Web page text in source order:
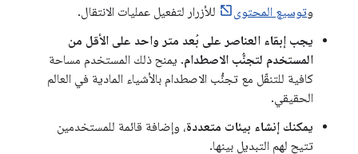
وتوسيع المحتوى
للأزرار لتفعيل عمليات الانتقال.
يجب إبقاء العناصر على بُعد متر واحد على الأقل من
المستخدم لتجنُّب الاصطدام. يمنح ذلك المستخدم مساحة
كافية للتنقّل مع تجنُّب الاصطدام بالأشياء المادية في العالم
الحقيقي.
يمكنك إنشاء بيئات متعددة، وإضافة قائمة للمستخدمين
تتيح لهم التبديل بينها.